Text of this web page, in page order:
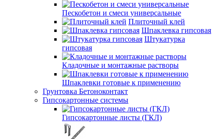
Пескобетон и смеси универсальные
Плиточный клей
Шпаклевка гипсовая
Штукатурка
гипсовая
Кладочные и монтажные растворы
Шпаклевки готовые к применению
Грунтовка Бетоноконтакт
Гипсокартонные системы
Гипсокартонные листы (ГКЛ)